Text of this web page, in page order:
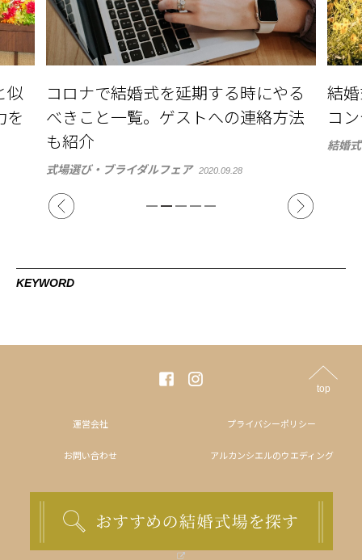
る
法
結婚式に向けて花粉症対策。ベスト
コンディションで花嫁になるために
結婚式準備
最
イ
花嫁
KEYWORD
top
運営会社 プライバシーポリシー
お問い合わせ アルカンシエルのウエディング
© 2020 Arc-en-Ciel Journal（アルカンシエル ジャーナル）